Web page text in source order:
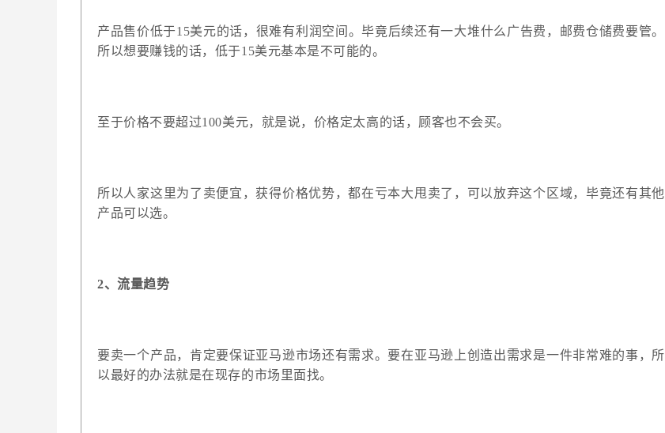
产品售价低于15美元的话，很难有利润空间。毕竟后续还有一大堆什么广告费，邮费仓储费要管。
所以想要赚钱的话，低于15美元基本是不可能的。
至于价格不要超过100美元，就是说，价格定太高的话，顾客也不会买。
所以人家这里为了卖便宜，获得价格优势，都在亏本大甩卖了，可以放弃这个区域，毕竟还有其他
产品可以选。
2、流量趋势
要卖一个产品，肯定要保证亚马逊市场还有需求。要在亚马逊上创造出需求是一件非常难的事，所
以最好的办法就是在现存的市场里面找。